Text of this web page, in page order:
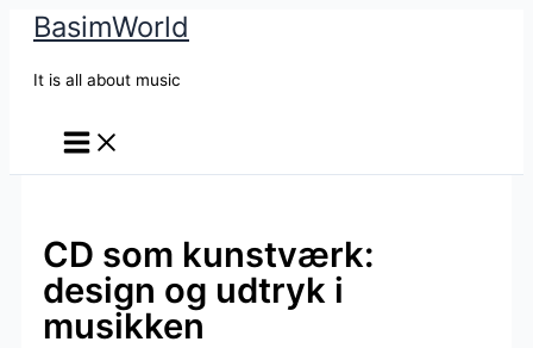
BasimWorld
It is all about music
CD som kunstværk:
design og udtryk i
musikken